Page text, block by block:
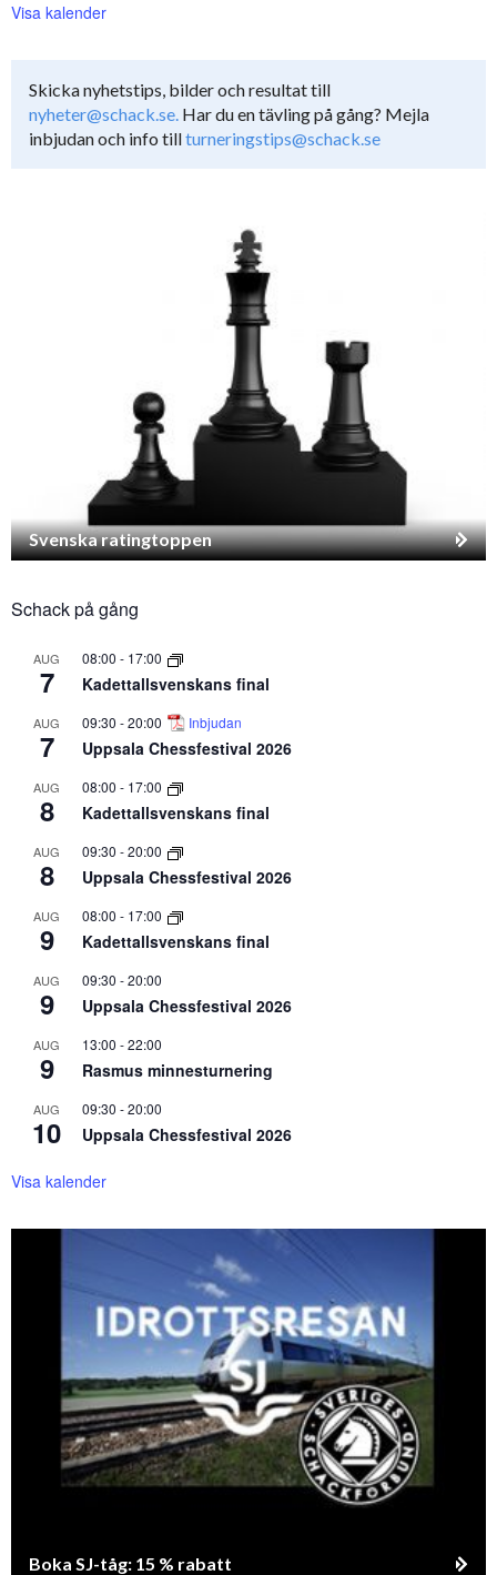
Visa kalender
Skicka nyhetstips, bilder och resultat till
nyheter@schack.se. Har du en tävling på gång? Mejla
inbjudan och info tillturneringstips@schack.se
Svenska ratingtoppen
Schack på gång
AUG
7
08:00 - 17:00
Kadettallsvenskans final
AUG
7
09:30 -20:00 Inbjudan
Uppsala Chessfestival 2026
AUG
8
08:00 - 17:00
Kadettallsvenskans final
AUG
8
09:30 -20:00
Uppsala Chessfestival 2026
AUG
9
08:00 - 17:00
Kadettallsvenskans final
AUG
9
09:30 -20:00
Uppsala Chessfestival 2026
AUG
9
13:00 -22:00
Rasmus minnesturnering
AUG
10
09:30 -20:00
Uppsala Chessfestival 2026
Visa kalender
Boka SJ-tåg: 15 % rabatt